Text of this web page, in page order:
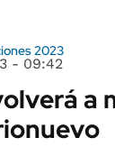
2023
- 09:42
a